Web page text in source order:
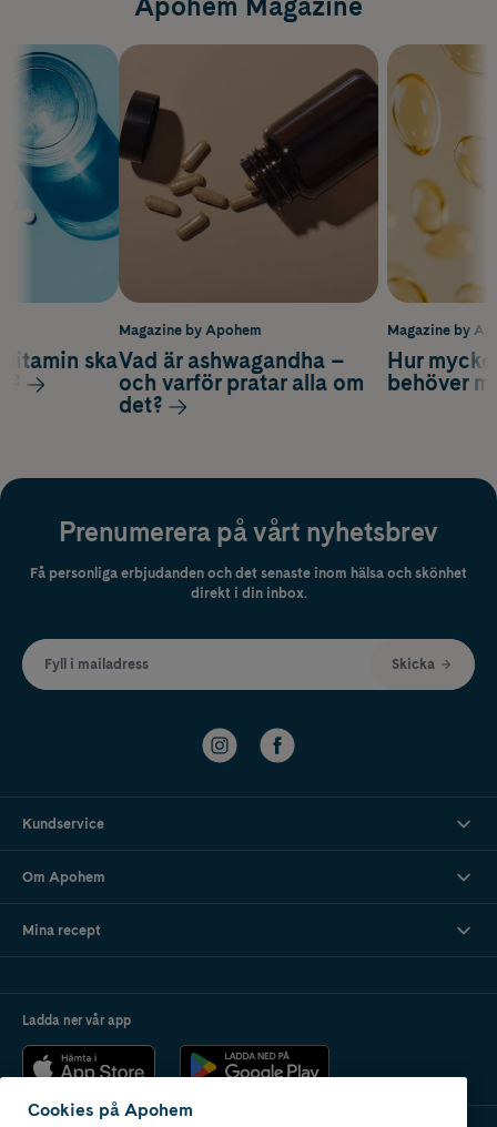
Magazine by
Hur
behöver
ska
Magazine by Apohem
Vad är ashwagandha –
och varför pratar alla om
det?
Prenumerera på vårt nyhetsbrev
Få personliga erbjudanden och det senaste inom hälsa och skönhet
direkt i din inbox.
Fyll i mailadress Skicka
Kundservice
Om Apohem
Mina recept
Ladda ner vår app
Cookies på Apohem